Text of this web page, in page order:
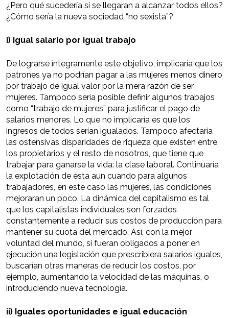
¿Pero qué sucedería si se llegaran a alcanzar todos ellos?
¿Cómo sería la nueva sociedad “no sexista”?
i) Igual salario por igual trabajo
De lograrse íntegramente este objetivo, implicaría que los
patrones ya no podrían pagar a las mujeres menos dinero
por trabajo de igual valor por la mera razón de ser
mujeres. Tampoco sería posible definir algunos trabajos
como “trabajo de mujeres” para justificar el pago de
salarios menores. Lo que no implicaría es que los
ingresos de todos serían igualados. Tampoco afectaría
las ostensivas disparidades de riqueza que existen entre
los propietarios y el resto de nosotros, que tiene que
trabajar para ganarse la vida: la clase laboral. Continuaría
la explotación de ésta aun cuando para algunos
trabajadores, en este caso las mujeres, las condiciones
mejoraran un poco. La dinámica del capitalismo es tal
que los capitalistas individuales son forzados
constantemente a reducir sus costos de producción para
mantener su cuota del mercado. Así, con la mejor
voluntad del mundo, si fueran obligados a poner en
ejecución una legislación que prescribiera salarios iguales,
buscarían otras maneras de reducir los costos, por
ejemplo, aumentando la velocidad de las máquinas, o
introduciendo nueva tecnología.
ii) Iguales oportunidades e igual educación